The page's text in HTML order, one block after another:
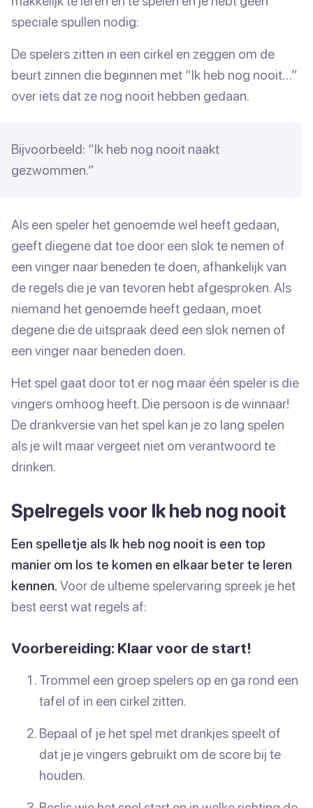
speciale spullen nodig:
De spelers zitten in een cirkel en zeggen om de
beurt zinnen die beginnen met “Ik heb nog nooit…”
over iets dat ze nog nooit hebben gedaan.
Bijvoorbeeld: “Ik heb nog nooit naakt
gezwommen.”
Als een speler het genoemde wel heeft gedaan,
geeft diegene dat toe door een slok te nemen of
een vinger naar beneden te doen, afhankelijk van
de regels die je van tevoren hebt afgesproken. Als
niemand het genoemde heeft gedaan, moet
degene die de uitspraak deed een slok nemen of
een vinger naar beneden doen.
Het spel gaat door tot er nog maar één speler is die
vingers omhoog heeft. Die persoon is de winnaar!
De drankversie van het spel kan je zo lang spelen
als je wilt maar vergeet niet om verantwoord te
drinken.
Spelregels voor Ik heb nog nooit
Een spelletje als Ik heb nog nooit is een top
manier om los te komen en elkaar beter te leren
kennen. Voor de ultieme spelervaring spreek je het
best eerst wat regels af:
Voorbereiding: Klaar voor de start!
Trommel een groep spelers op en ga rond een
tafel of in een cirkel zitten.
Bepaal of je het spel met drankjes speelt of
dat je je vingers gebruikt om de score bij te
houden.